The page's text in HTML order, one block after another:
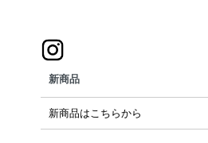
新商品
新商品はこちらから